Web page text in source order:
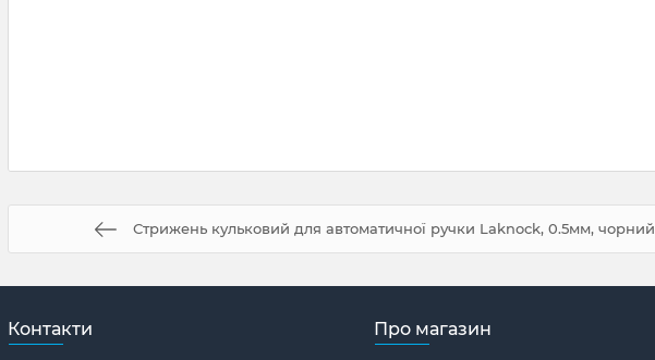
Стрижень кульковий для автоматичної ручки Laknock, 0.5мм, чорний
Контакти Про магазин